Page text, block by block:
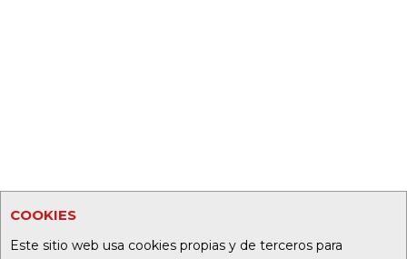
COOKIES
Este sitio web usa cookies propias y de terceros para